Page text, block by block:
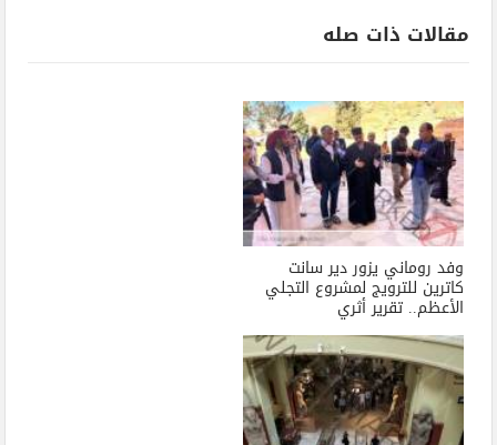
مقالات ذات صله
وفد روماني يزور دير سانت
كاترين للترويج لمشروع التجلي
الأعظم.. تقرير أثري